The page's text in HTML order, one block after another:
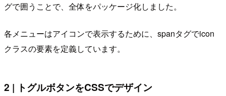
グで囲うことで、全体をパッケージ化しました。
各メニューはアイコンで表示するために、spanタグでicon
クラスの要素を定義しています。
2 | トグルボタンをCSSでデザイン